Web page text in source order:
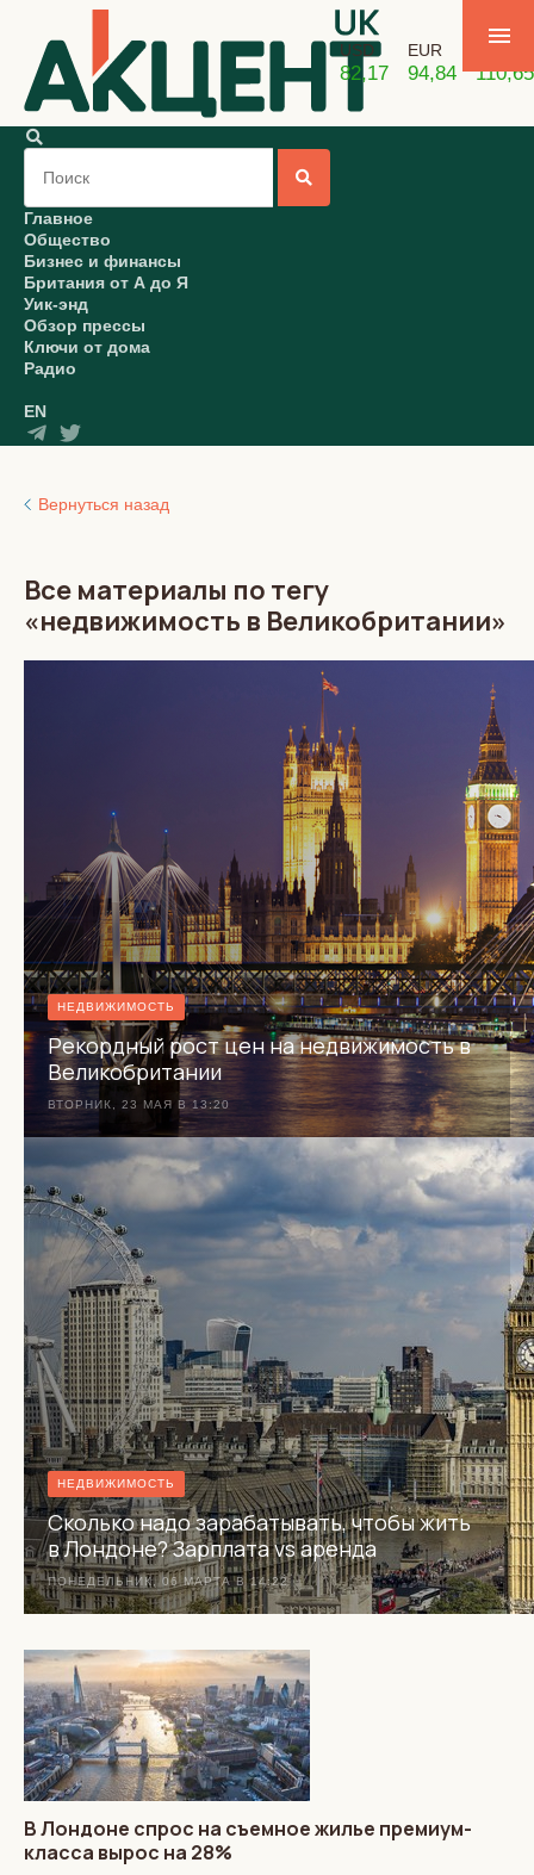
USD
82,17
EUR
94,84 110,65
Главное
Общество
Бизнес и финансы
Британия от А до Я
Уик-энд
Обзор прессы
Ключи от дома
Радио
EN
Вернуться назад
Все материалы по тегу
«недвижимость в Великобритании»
НЕДВИЖИМОСТЬ
Рекордный рост цен на недвижимость в
Великобритании
ВТОРНИК, 23 МАЯ В 13:20
НЕДВИЖИМОСТЬ
Сколько надо зарабатывать, чтобы жить
в Лондоне? Зарплата vs аренда
ПОНЕДЕЛЬНИК, 06 МАРТА В 14:22
В Лондоне спрос на съемное жилье премиум-
класса вырос на 28%